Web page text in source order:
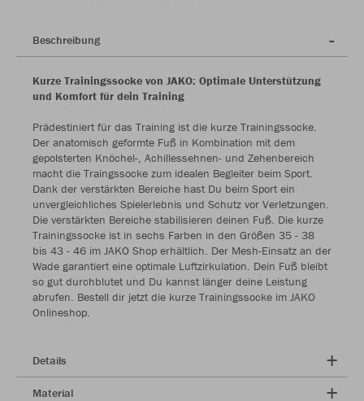
Beschreibung
Kurze Trainingssocke von JAKO: Optimale Unterstützung
und Komfort für dein Training
Prädestiniert für das Training ist die kurze Trainingssocke.
Der anatomisch geformte Fuß in Kombination mit dem
gepolsterten Knöchel-, Achillessehnen- und Zehenbereich
macht die Traingssocke zum idealen Begleiter beim Sport.
Dank der verstärkten Bereiche hast Du beim Sport ein
unvergleichliches Spielerlebnis und Schutz vor Verletzungen.
Die verstärkten Bereiche stabilisieren deinen Fuß. Die kurze
Trainingssocke ist in sechs Farben in den Größen 35 - 38
bis 43 - 46 im JAKO Shop erhältlich. Der Mesh-Einsatz an der
Wade garantiert eine optimale Luftzirkulation. Dein Fuß bleibt
so gut durchblutet und Du kannst länger deine Leistung
abrufen. Bestell dir jetzt die kurze Trainingssocke im JAKO
Onlineshop.
Details
Material